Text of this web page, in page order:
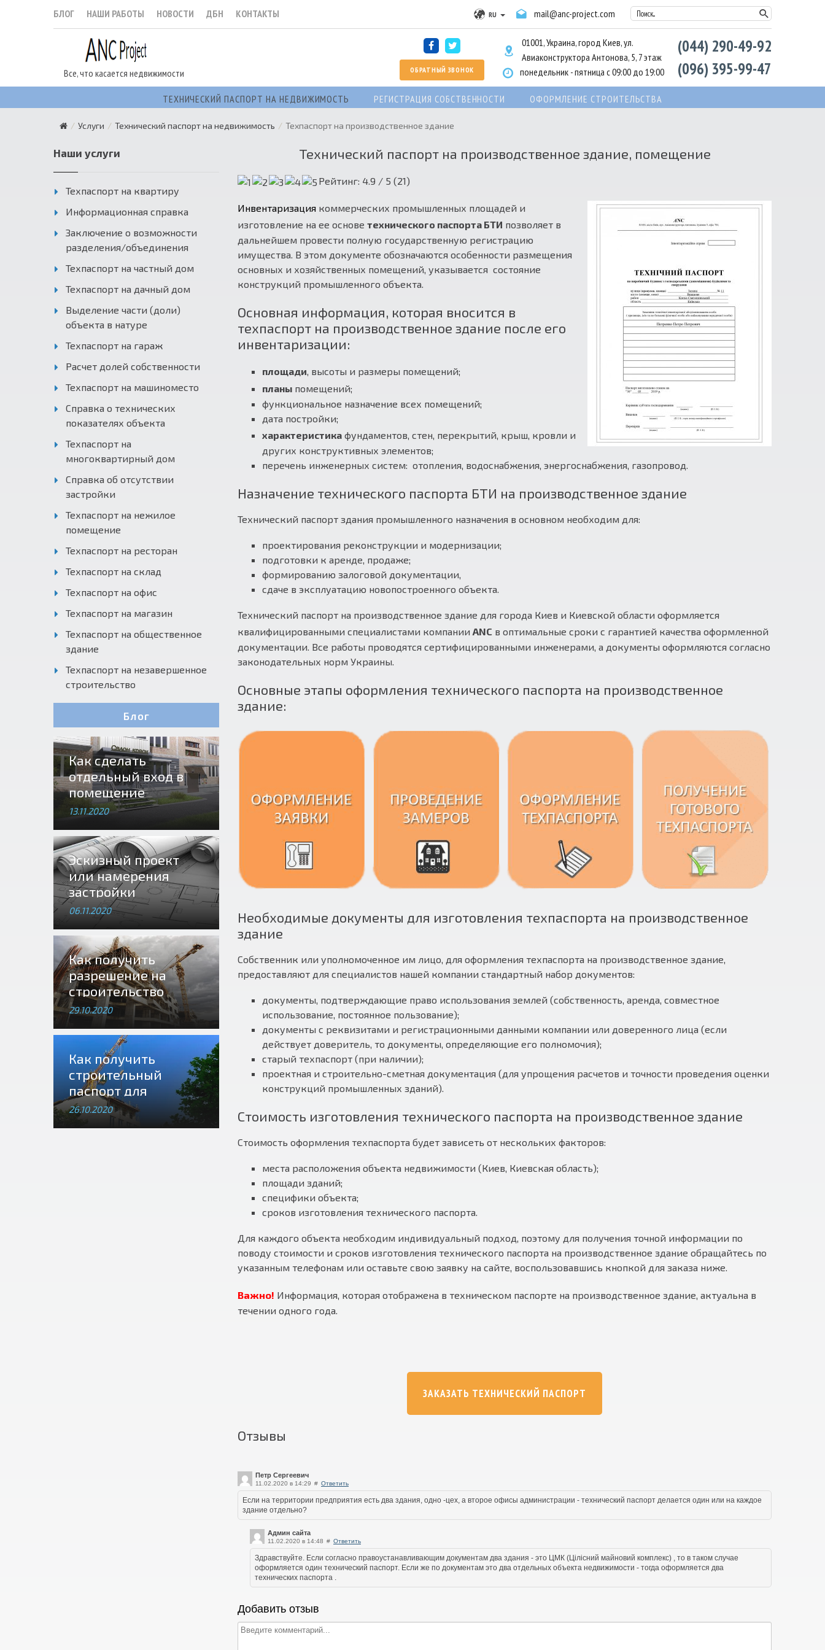
БЛОГ НАШИ РАБОТЫ НОВОСТИ ДБН КОНТАКТЫ Поиск...
mail@anc-project.com
RU
Все, что касается недвижимости ОБРАТНЫЙ ЗВОНОК
01001, Украина, город Киев, ул.
Авиаконструктора Антонова, 5, 7 этаж
понедельник - пятница с 09:00 до 19:00
(044) 290-49-92
(096) 395-99-47
ТЕХНИЧЕСКИЙ ПАСПОРТ НА НЕДВИЖИМОСТЬ РЕГИСТРАЦИЯ СОБСТВЕННОСТИ ОФОРМЛЕНИЕ СТРОИТЕЛЬСТВА
Услуги Технический паспорт на недвижимость Техпаспорт на производственное здание
Технический паспорт на производственное здание, помещение
Рейтинг: 4.9 / 5 (21)
Инвентаризация коммерческих промышленных площадей и
изготовление на ее основе технического паспорта БТИ позволяет в
дальнейшем провести полную государственную регистрацию
имущества. В этом документе обозначаются особенности размещения
основных и хозяйственных помещений, указывается состояние
конструкций промышленного объекта.
Основная информация, которая вносится в
техпаспорт на производственное здание после его
инвентаризации:
площади, высоты и размеры помещений;
планы помещений;
функциональное назначение всех помещений;
дата постройки;
характеристика фундаментов, стен, перекрытий, крыш, кровли и
других конструктивных элементов;
перечень инженерных систем: отопления, водоснабжения, энергоснабжения, газопровод.
Назначение технического паспорта БТИ на производственное здание
Технический паспорт здания промышленного назначения в основном необходим для:
проектирования реконструкции и модернизации;
подготовки к аренде, продаже;
формированию залоговой документации,
сдаче в эксплуатацию новопостроенного объекта.
Технический паспорт на производственное здание для города Киев и Киевской области оформляется
квалифицированными специалистами компании ANC в оптимальные сроки с гарантией качества оформленной
документации. Все работы проводятся сертифицированными инженерами, а документы оформляются согласно
законодательных норм Украины.
Основные этапы оформления технического паспорта на производственное
здание:
Необходимые документы для изготовления техпаспорта на производственное
здание
Собственник или уполномоченное им лицо, для оформления техпаспорта на производственное здание,
предоставляют для специалистов нашей компании стандартный набор документов:
документы, подтверждающие право использования землей (собственность, аренда, совместное
использование, постоянное пользование);
документы с реквизитами и регистрационными данными компании или доверенного лица (если
действует доверитель, то документы, определяющие его полномочия);
старый техпаспорт (при наличии);
проектная и строительно-сметная документация (для упрощения расчетов и точности проведения оценки
конструкций промышленных зданий).
Стоимость изготовления технического паспорта на производственное здание
Стоимость оформления техпаспорта будет зависеть от нескольких факторов:
места расположения объекта недвижимости (Киев, Киевская область);
площади зданий;
специфики объекта;
сроков изготовления технического паспорта.
Для каждого объекта необходим индивидуальный подход, поэтому для получения точной информации по
поводу стоимости и сроков изготовления технического паспорта на производственное здание обращайтесь по
указанным телефонам или оставьте свою заявку на сайте, воспользовавшись кнопкой для заказа ниже.
Важно! Информация, которая отображена в техническом паспорте на производственное здание, актуальна в
течении одного года.
ЗАКАЗАТЬ ТЕХНИЧЕСКИЙ ПАСПОРТ
Отзывы
Петр Сергеевич
11.02.2020 в 14:29 # Ответить
Если на территории предприятия есть два здания, одно -цех, а второе офисы администрации - технический паспорт делается один или на каждое
здание отдельно?
Админ сайта
11.02.2020 в 14:48 # Ответить
Здравствуйте. Если согласно правоустанавливающим документам два здания - это ЦМК (Цілісний майновий комплекс) , то в таком случае
оформляется один технический паспорт. Если же по документам это два отдельных объекта недвижимости - тогда оформляется два
технических паспорта .
Добавить отзыв
Наши услуги
Техпаспорт на квартиру
Информационная справка
Заключение о возможности
разделения/объединения
Техпаспорт на частный дом
Техпаспорт на дачный дом
Выделение части (доли)
объекта в натуре
Техпаспорт на гараж
Расчет долей собственности
Техпаспорт на машиноместо
Справка о технических
показателях объекта
Техпаспорт на
многоквартирный дом
Справка об отсутствии
застройки
Техпаспорт на нежилое
помещение
Техпаспорт на ресторан
Техпаспорт на склад
Техпаспорт на офис
Техпаспорт на магазин
Техпаспорт на общественное
здание
Техпаспорт на незавершенное
строительство
Блог
Как сделать
отдельный вход в
помещение
13.11.2020
Эскизный проект
или намерения
застройки
06.11.2020
Как получить
разрешение на
строительство
29.10.2020
Как получить
строительный
паспорт для
строительства или
реконструкции
26.10.2020